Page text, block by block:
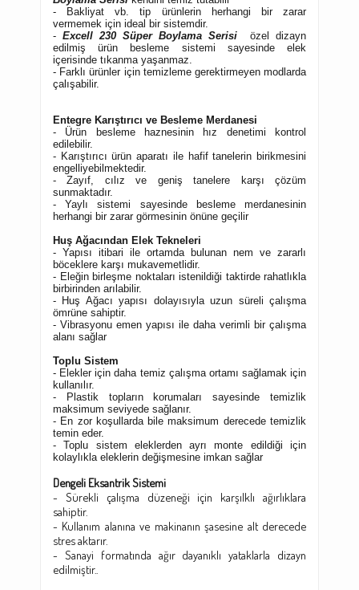
- Bakliyat vb. tip ürünlerin herhangi bir zarar
vermemek için ideal bir sistemdir.
- Excell 230 Süper Boylama Serisi özel dizayn
edilmiş ürün besleme sistemi sayesinde elek
içerisinde tıkanma yaşanmaz.
- Farklı ürünler için temizleme gerektirmeyen modlarda
çalışabilir.
Entegre Karıştırıcı ve Besleme Merdanesi
- Ürün besleme haznesinin hız denetimi kontrol
edilebilir.
- Karıştırıcı ürün aparatı ile hafif tanelerin birikmesini
engelliyebilmektedir.
- Zayıf, cılız ve geniş tanelere karşı çözüm
sunmaktadır.
- Yaylı sistemi sayesinde besleme merdanesinin
herhangi bir zarar görmesinin önüne geçilir
Huş Ağacından Elek Tekneleri
- Yapısı itibari ile ortamda bulunan nem ve zararlı
böceklere karşı mukavemetlidir.
- Eleğin birleşme noktaları istenildiği taktirde rahatlıkla
birbirinden arılabilir.
- Huş Ağacı yapısı dolayısıyla uzun süreli çalışma
ömrüne sahiptir.
- Vibrasyonu emen yapısı ile daha verimli bir çalışma
alanı sağlar
Toplu Sistem
- Elekler için daha temiz çalışma ortamı sağlamak için
kullanılır.
- Plastik topların korumaları sayesinde temizlik
maksimum seviyede sağlanır.
- En zor koşullarda bile maksimum derecede temizlik
temin eder.
- Toplu sistem eleklerdenayrı monte edildiği için
kolaylıkla eleklerin değişmesine imkan sağlar
Dengeli Eksantrik Sistemi
- Sürekli çalışma düzeneği için karşılklı ağırlıklara
sahiptir.
- Kullanım alanına ve makinanın şasesine alt derecede
stres aktarır.
- Sanayi formatında ağır dayanıklı yataklarla dizayn
edilmiştir..